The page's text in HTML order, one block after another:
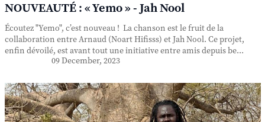
NOUVEAUTÉ : « Yemo » - Jah Nool
Écoutez "Yemo", c’est nouveau ! La chanson est le fruit de la
collaboration entre Arnaud (Noart Hifisss) et Jah Nool. Ce projet,
enfin dévoilé, est avant tout une initiative entre amis depuis be...
09 December, 2023